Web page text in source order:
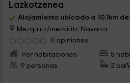
Lazkotzenea
Alojamiento ubicado a 10.1km
Mezquiriz/mezkiritz, Navarra
0 opiniones
Por habitaciones
5
9 personas
3